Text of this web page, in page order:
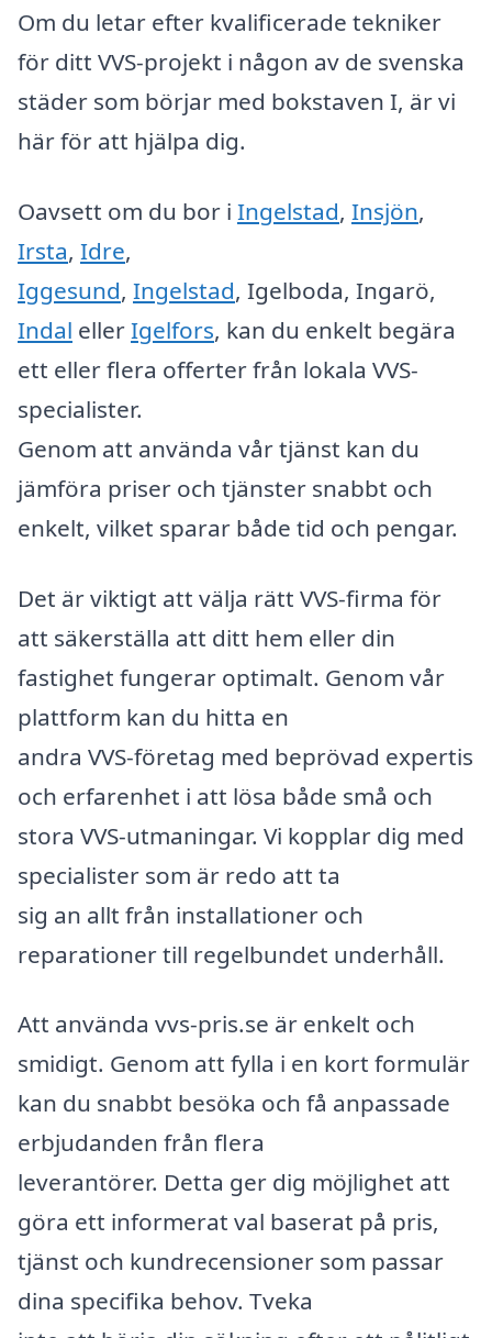
Om du letar efter kvalificerade tekniker
för ditt VVS-projekt i någon av de svenska
städer som börjar med bokstaven I, är vi
här för att hjälpa dig.
Oavsett om du bor i Ingelstad, Insjön,
Irsta, Idre,
Iggesund, Ingelstad, Igelboda, Ingarö,
Indal ellerIgelfors, kan du enkelt begära
ett eller flera offerter från lokala VVS-
specialister.
Genom att använda vår tjänst kan du
jämföra priser och tjänster snabbt och
enkelt, vilket sparar både tid och pengar.
Det är viktigt att välja rätt VVS-firma för
att säkerställa att ditt hem eller din
fastighet fungerar optimalt. Genom vår
plattform kan du hitta en
andra VVS-företag med beprövad expertis
och erfarenhet i att lösa både små och
stora VVS-utmaningar. Vi kopplar dig med
specialister som är redo att ta
sig an allt från installationer och
reparationer till regelbundet underhåll.
Att använda vvs-pris.se är enkelt och
smidigt. Genom att fylla i en kort formulär
kan du snabbt besöka och få anpassade
erbjudanden från flera
leverantörer. Detta ger dig möjlighet att
göra ett informerat val baserat på pris,
tjänst och kundrecensioner som passar
dina specifika behov. Tveka